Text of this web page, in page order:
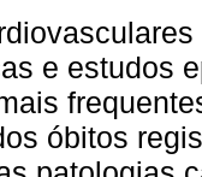
e estudos
óbitos